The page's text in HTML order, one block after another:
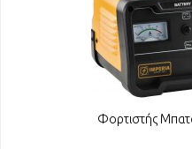
Φορτιστής